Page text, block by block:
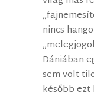
nincs
Dániában
sem volt
később